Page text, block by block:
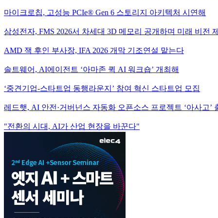
마이크로칩, 고성능 PCIe® Gen 6 스토리지 아키텍처 시연해
삼성전자, FMS 2026서 차세대 3D 메모리 공개하며 미래 비전
AMD 잭 후인 부사장, IFA 2026 개막 기조연설 맡는다
솔트웨어, AI에이전트 ‘아마존 퀵 AI 워크숍’ 개최해
‘중견기업-스타트업 동행라운지’ 참여 혁신 스타트업 모집
레드햇, AI 안전·거버넌스 자동화 오픈소스 프로젝트 ‘아사고’
"전환의 시대, AI가 산업 현장을 바꾼다"